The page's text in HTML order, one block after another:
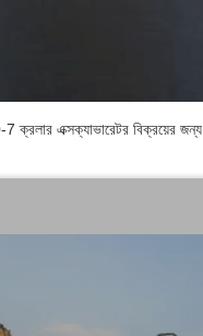
এক্সক্যাভারেটর বিক্রয়ের জন্য